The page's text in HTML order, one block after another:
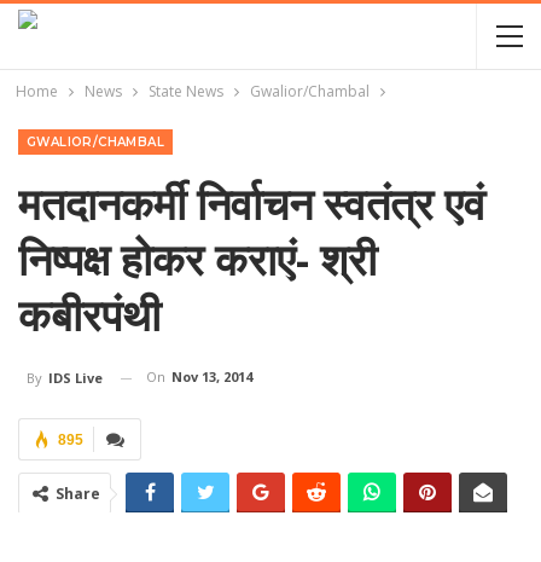
Home News State News Gwalior/Chambal
GWALIOR/CHAMBAL
मतदानकर्मी निर्वाचन स्वतंत्र एवं
निष्पक्ष होकर कराएं- श्री
कबीरपंथी
By IDS Live On Nov 13, 2014
895
Share